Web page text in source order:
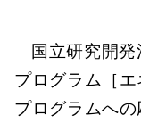
国立研究開
プログラム［
プログラムへ